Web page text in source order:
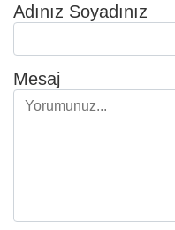
Adınız Soyadınız
Mesaj